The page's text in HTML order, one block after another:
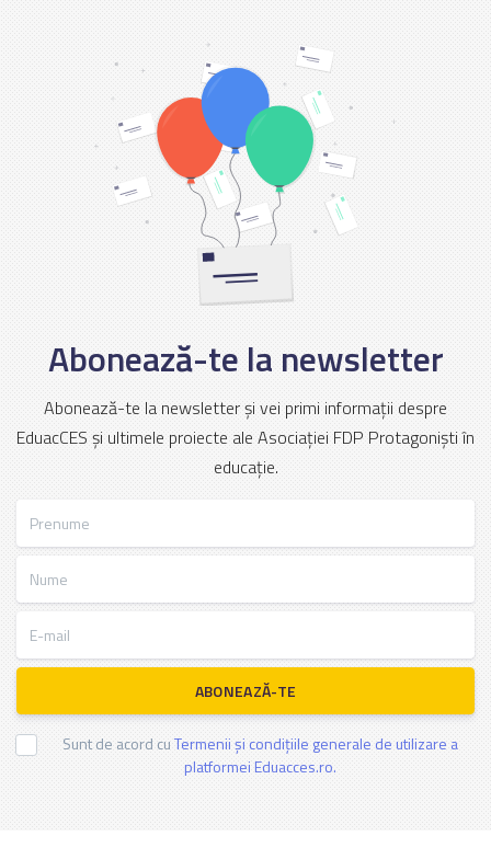
Abonează-te la newsletter
Abonează-te la newsletter și vei primi informații despre
EduacCES și ultimele proiecte ale Asociației FDP Protagoniști în
educație.
ABONEAZĂ-TE
Sunt de acord cuTermenii și condițiile generale de utilizare a
platformei Eduacces.ro.